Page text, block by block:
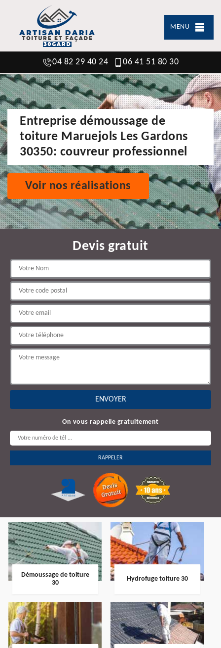
MENU
04 82 29 40 24 06 41 51 80 30
Entreprise démoussage de
toiture Maruejols Les Gardons
30350: couvreur professionnel
Voir nos réalisations
Devis gratuit
On vous rappelle gratuitement
Démoussage de toiture
30
Hydrofuge toiture 30